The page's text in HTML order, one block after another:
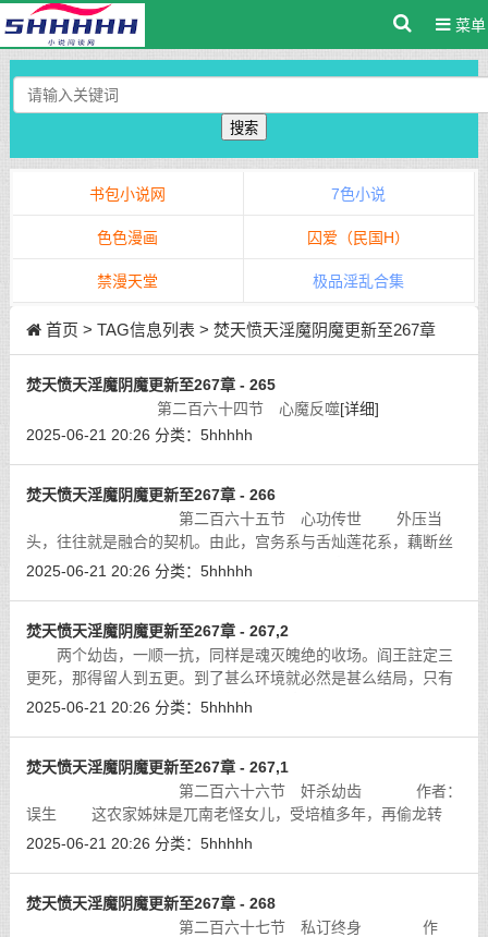
菜单
搜索
书包小说网 7色小说
色色漫画 囚爱（民国H）
禁漫天堂 极品淫乱合集
首页 > TAG信息列表 > 焚天愤天淫魔阴魔更新至267章
焚天愤天淫魔阴魔更新至267章 - 265
第二百六十四节 心魔反噬[详细]
2025-06-21 20:26 分类： 5hhhhh
焚天愤天淫魔阴魔更新至267章 - 266
第二百六十五节 心功传世 外压当
头，往往就是融合的契机。由此，宫务系与舌灿莲花系，藕断丝
连，对平反辘死腆安门血案，暧昧非常。更纵容舌灿莲花系互相
2025-06-21 20:26 分类： 5hhhhh
焚天愤天淫魔阴魔更新至267章 - 267,2
两个幼齿，一顺一抗，同样是魂灭魄绝的收场。阎王註定三
更死，那得留人到五更。到了甚么环境就必然是甚么结局，只有
消失了强权要人死的因素，才得苟延残喘，但那又生何足惜呢。
2025-06-21 20:26 分类： 5hhhhh
焚天愤天淫魔阴魔更新至267章 - 267,1
第二百六十六节 奸杀幼齿 作者：
误生 这农家姊妹是兀南老怪女儿，受培植多年，再偷龙转
凤，殖入天蓬山农家当暗桩。以魔教的垄断体制，敛财虽然不及
2025-06-21 20:26 分类： 5hhhhh
焚天愤天淫魔阴魔更新至267章 - 268
第二百六十七节 私订终身 作